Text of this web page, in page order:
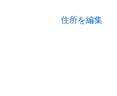
住所を編集